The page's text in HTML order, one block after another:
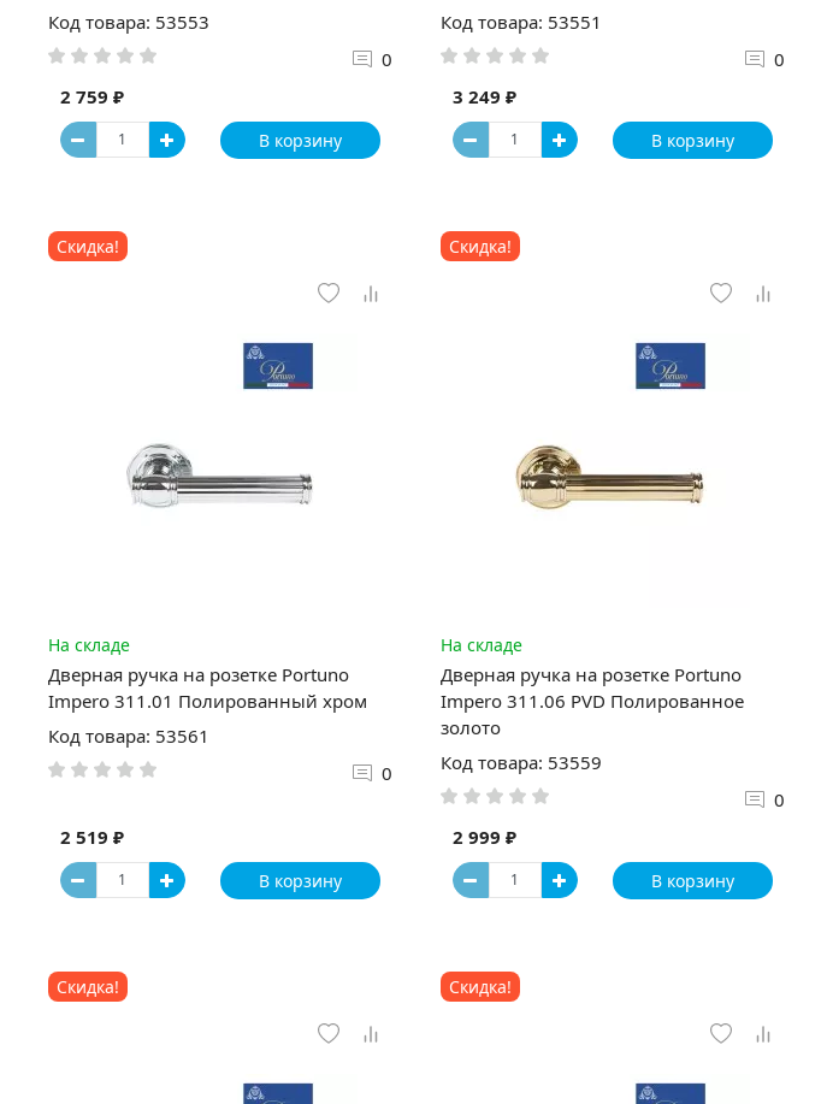
Код товара: 53553
0
2 759 ₽
В корзину
Код товара: 53551
0
3 249 ₽
В корзину
Скидка!
На складе
Дверная ручка на розетке Portuno
Impero 311.01 Полированный хром
Код товара: 53561
0
2 519 ₽
В корзину
Скидка!
На складе
Дверная ручка на розетке Portuno
Impero 311.06 PVD Полированное
золото
Код товара: 53559
0
2 999 ₽
В корзину
Скидка! Скидка!